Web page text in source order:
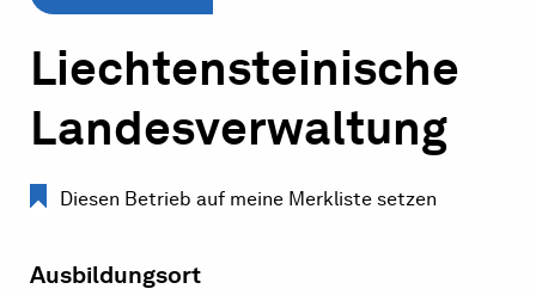
Liechtensteinische
Landesverwaltung
Diesen Betrieb auf meine Merkliste setzen
Ausbildungsort